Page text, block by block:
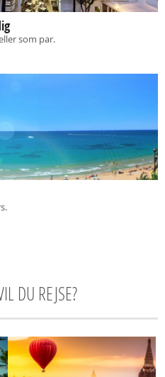
som par.
DU REJSE?